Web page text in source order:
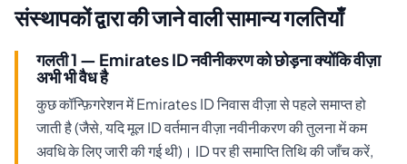
संस्थापकों द्वारा की जाने वाली सामान्य गलतियाँ
गलती 1 — Emirates ID नवीनीकरण को छोड़ना क्योंकि वीज़ा
अभी भी वैध है
कुछ कॉन्फ़िगरेशन में Emirates ID निवास वीज़ा से पहले समाप्त हो
जाती है (जैसे, यदि मूल ID वर्तमान वीज़ा नवीनीकरण की तुलना में कम
अवधि के लिए जारी की गई थी)। ID पर ही समाप्ति तिथि की जाँच करें,